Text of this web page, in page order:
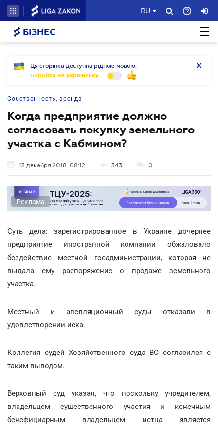
RU
БІЗНЕС
Ця сторінка доступна рідною мовою.
Перейти на українську
Собственность, аренда
Когда предприятие должно
согласовать покупку земельного
участка с Кабмином?
13 декабря 2018, 08:12 343 0
Реклама
Суть дела: зарегистрированное в Украине дочернее
предприятие иностранной компании обжаловало
бездействие местной госадминистрации, которая не
выдала ему распоряжение о продаже земельного
участка.
Местный и апелляционный суды отказали в
удовлетворении иска.
Коллегия судей Хозяйственного суда ВС согласился с
таким выводом.
Верховный суд указал, что поскольку учредителем,
владельцем существенного участия и конечным
бенефициарным владельцем истца является